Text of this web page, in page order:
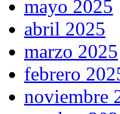
mayo 2025
abril 2025
marzo 2025
febrero
noviembre